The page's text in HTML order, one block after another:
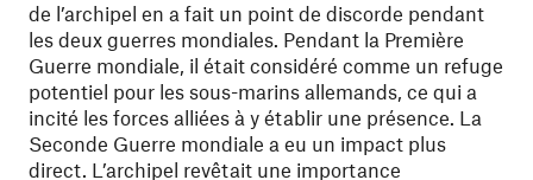
de l’archipel en a fait un point de discorde pendant
les deux guerres mondiales. Pendant la Première
Guerre mondiale, il était considéré comme un refuge
potentiel pour les sous-marins allemands, ce qui a
incité les forces alliées à y établir une présence. La
Seconde Guerre mondiale a eu un impact plus
direct. L’archipel revêtait une importance